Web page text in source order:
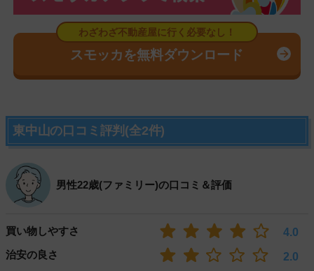
スモッカを無料ダウンロード
東中山の口コミ評判(全2件)
男性22歳(ファミリー)の口コミ＆評価
買い物しやすさ
4.0
治安の良さ
2.0